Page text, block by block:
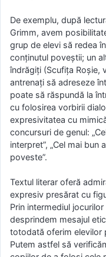
De exemplu, după
Grimm, avem
grup de elevi să redea
conținutul poveștii; un
îndrăgiți (Scufița Roșie,
antrenați să adreseze
poate să răspundă la
cu folosirea vorbirii
expresivitatea cu
concursuri de genul:
interpret”, „Cel mai bun
poveste”.
Textul literar oferă
expresiv presărat cu
Prin intermediul
desprindem mesajul
totodată oferim elevilor
Putem astfel să